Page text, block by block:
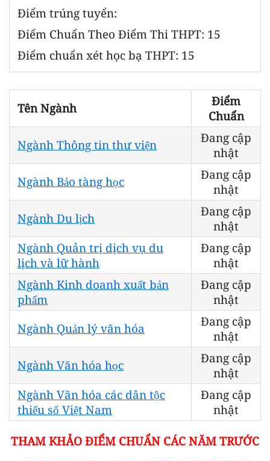
Điểm trúng tuyển:
Điểm Chuẩn Theo Điểm Thi THPT: 15
Điểm chuẩn xét học bạ THPT: 15
Tên Ngành
Điểm
Chuẩn
Ngành Thông tin thư viện
Đang cập
nhật
Ngành Bảo tàng học
Đang cập
nhật
Ngành Du lịch
Đang cập
nhật
Ngành Quản trị dịch vụ du
lịch và lữ hành
Đang cập
nhật
Ngành Kinh doanh xuất bản
phẩm
Đang cập
nhật
Ngành Quản lý văn hóa
Đang cập
nhật
Ngành Văn hóa học
Đang cập
nhật
Ngành Văn hóa các dân tộc
thiểu số Việt Nam
Đang cập
nhật
THAM KHẢO ĐIỂM CHUẨN CÁC NĂM TRƯỚC